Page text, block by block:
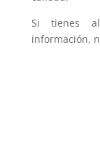
Si tienes
información,